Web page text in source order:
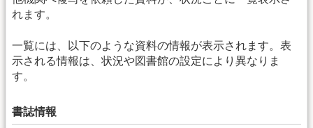
れます。
一覧には、以下のような資料の情報が表示されます。表
示される情報は、状況や図書館の設定により異なりま
す。
書誌情報